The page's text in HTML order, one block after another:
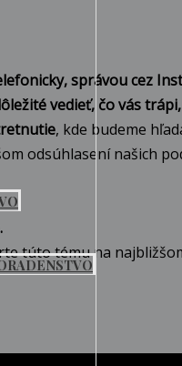
správou cez
vedieť, čo vás
, kde budeme
odsúhlasení našich
túto tému na